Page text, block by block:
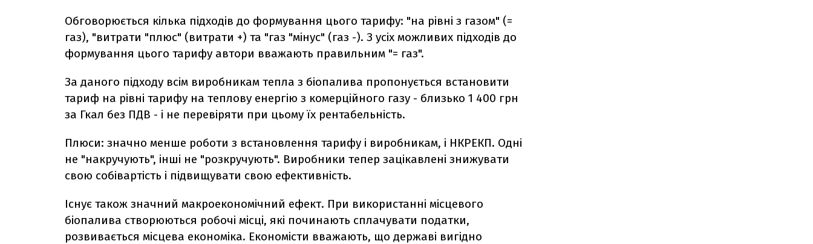
Обговорюється кілька підходів до формування цього тарифу: "на рівні з газом" (=
газ), "витрати "плюс" (витрати +) та "газ "мінус" (газ -). З усіх можливих підходів до
формування цього тарифу автори вважають правильним "= газ".
За даного підходу всім виробникам тепла з біопалива пропонується встановити
тариф на рівні тарифу на теплову енергію з комерційного газу - близько 1 400 грн
за Гкал без ПДВ - і не перевіряти при цьому їх рентабельність.
Плюси: значно менше роботи з встановлення тарифу і виробникам, і НКРЕКП. Одні
не "накручують", інші не "розкручують". Виробники тепер зацікавлені знижувати
свою собівартість і підвищувати свою ефективність.
Існує також значний макроекономічний ефект. При використанні місцевого
біопалива створюються робочі місці, які починають сплачувати податки,
розвивається місцева економіка. Економісти вважають, що державі вигідно